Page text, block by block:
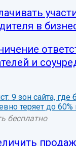
в
и
9 зон сайта, где
теряет до 60%
бесплатно